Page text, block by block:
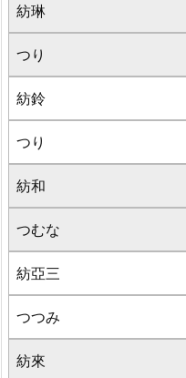
紡琳
つり
紡鈴
つり
紡和
つむな
紡亞三
つつみ
紡來